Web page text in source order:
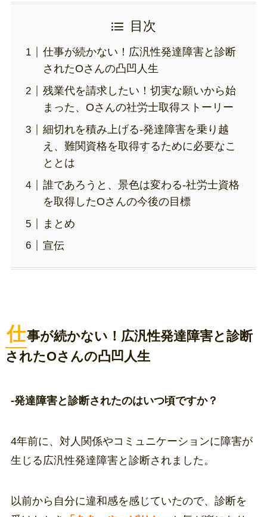
目次
仕事が続かない！広汎性発達障害と診断
されたOさんの凸凹人生
残業代を請求したい！切実な願いから始
まった、Oさんの社労士取得ストーリー
細切れを積み上げる-発達障害を乗り越
え、難関資格を取得するために必要なこ
ととは
誰であろうと、景色は変わる-社労士資格
を取得したOさんの今後の目標
まとめ
宣伝
仕事が続かない！広汎性発達障害と診断
されたOさんの凸凹人生
-発達障害と診断されたのはいつ頃ですか？
4年前に、対人関係やコミュニケーションに障害が
生じる広汎性発達障害と診断されました。
以前から自分に違和感を感じていたので、診断を